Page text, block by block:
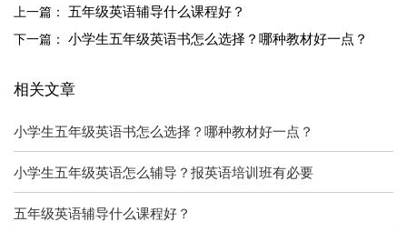
上一篇： 五年级英语辅导什么课程好？
下一篇： 小学生五年级英语书怎么选择？哪种教材好一点？
相关文章
小学生五年级英语书怎么选择？哪种教材好一点？
小学生五年级英语怎么辅导？报英语培训班有必要
五年级英语辅导什么课程好？